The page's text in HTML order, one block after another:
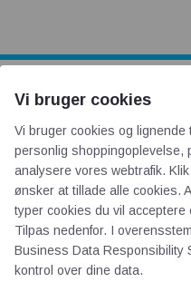
AOT
Om os
Priser
Kontakt
Persondata
Vi bruger cookies
Vi bruger cookies og lignende
personlig shoppingoplevelse,
analysere vores webtrafik.
ønsker at tillade alle cookies.
typer cookies du vil
Tilpas nedenfor. I
Business Data Responsibility
kontrol over dine data.